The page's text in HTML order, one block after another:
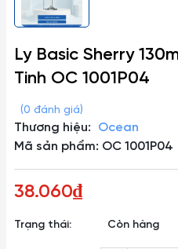
Ly Basic Sherry
Tinh OC 1001P04
(0 đánh giá)
Thương hiệu:
Ocean
Mã sản phẩm: OC 1001P04
38.060₫
Trạng thái: Còn hàng